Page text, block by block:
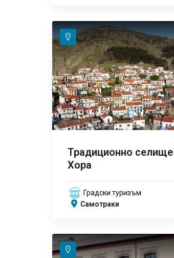
Традиционно селище
Хора
Градски туризъм
Самотраки